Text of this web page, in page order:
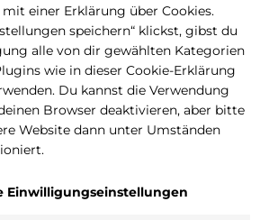
einer Erklärung über Cookies.
speichern“ klickst, gibst du
alle von dir gewählten Kategorien
wie in dieser Cookie-Erklärung
Du kannst die Verwendung
Browser deaktivieren, aber bitte
Website dann unter Umständen
Einwilligungseinstellungen